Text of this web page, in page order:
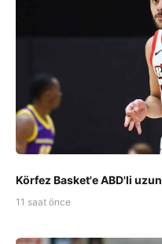
Körfez Basket'e ABD'li uzun
11 saat önce